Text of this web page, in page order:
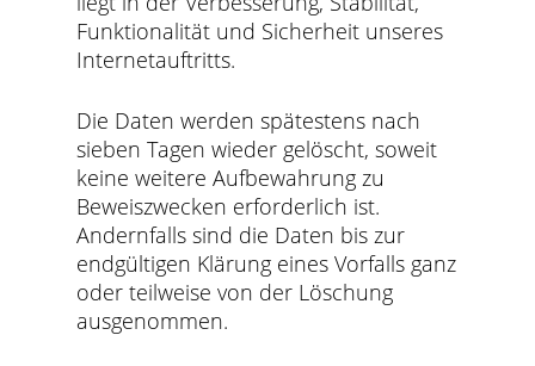
Funktionalität und Sicherheit unseres
Internetauftritts.
Die Daten werden spätestens nach
sieben Tagen wieder gelöscht, soweit
keine weitere Aufbewahrung zu
Beweiszwecken erforderlich ist.
Andernfalls sind die Daten bis zur
endgültigen Klärung eines Vorfalls ganz
oder teilweise von der Löschung
ausgenommen.